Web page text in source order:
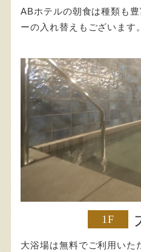
ABホテルの朝食は種類も
ーの入れ替えもございます。
1F
大浴場は無料でご利用いた